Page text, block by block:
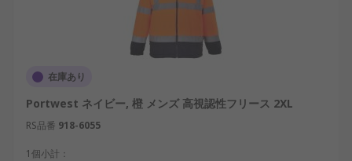
在庫あり
Portwest ネイビー, 橙 メンズ 高視認性フリース 2XL
RS品番 918-6055
1個小計：